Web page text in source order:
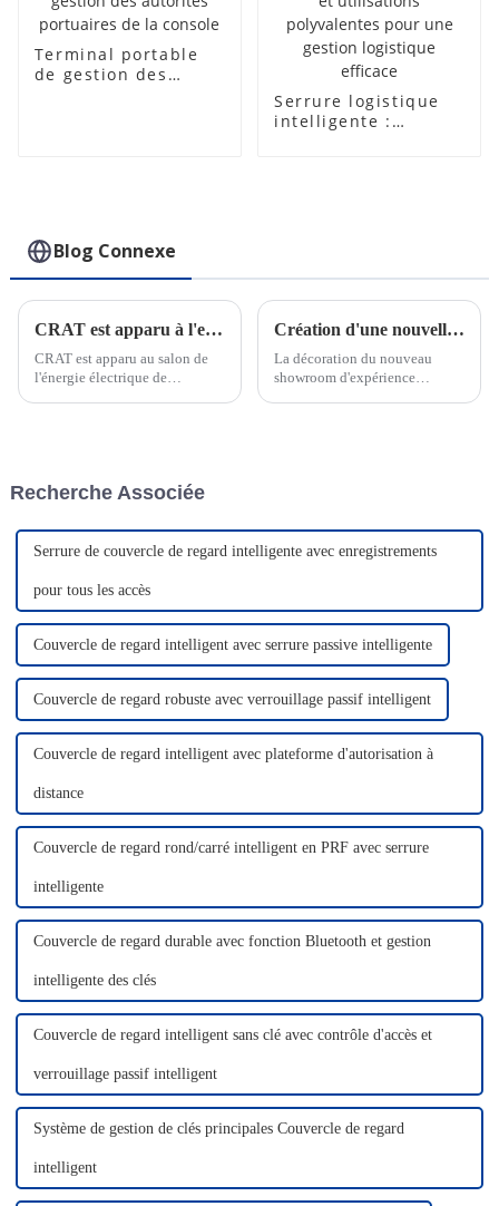
Terminal portable
de gestion des
Serrure logistique
intelligente :
Blog Connexe
CRAT est apparu à l'exposition Power de la Foire de Canton
CRAT est apparu au salon de
l'énergie électrique de
IoT, CRAT a brillé lors de
Création d'une nouvelle salle d'exposition
La décoration du nouveau
showroom d'expérience
Recherche Associée
Serrure de couvercle de regard intelligente avec enregistrements
pour tous les accès
Couvercle de regard intelligent avec serrure passive intelligente
Couvercle de regard robuste avec verrouillage passif intelligent
Couvercle de regard intelligent avec plateforme d'autorisation à
distance
Couvercle de regard rond/carré intelligent en PRF avec serrure
intelligente
Couvercle de regard durable avec fonction Bluetooth et gestion
intelligente des clés
Couvercle de regard intelligent sans clé avec contrôle d'accès et
verrouillage passif intelligent
Système de gestion de clés principales Couvercle de regard
intelligent